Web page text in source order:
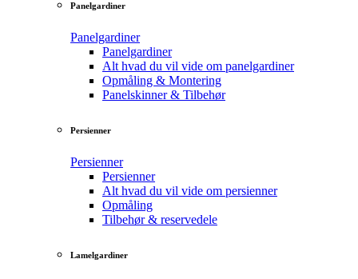
Panelgardiner
Panelgardiner
Panelgardiner
Alt hvad du vil vide om panelgardiner
Opmåling & Montering
Panelskinner & Tilbehør
Persienner
Persienner
Persienner
Alt hvad du vil vide om persienner
Opmåling
Tilbehør & reservedele
Lamelgardiner